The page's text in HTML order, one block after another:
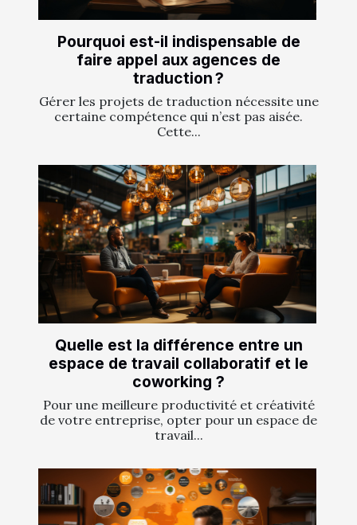
Pourquoi est-il indispensable de
faire appel aux agences de
traduction ?
Gérer les projets de traduction nécessite une
certaine compétence qui n’est pas aisée.
Cette...
Quelle est la différence entre un
espace de travail collaboratif et le
coworking ?
Pour une meilleure productivité et créativité
de votre entreprise, opter pour un espace de
travail...